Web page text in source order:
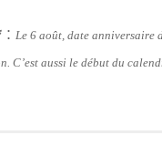
: Le 6 août, date anniversaire
C’est aussi le début du